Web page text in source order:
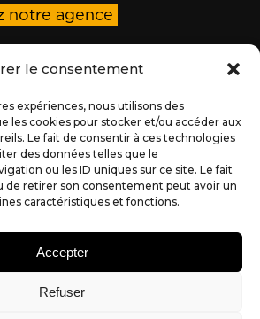
le consentement
expériences, nous utilisons des
les cookies pour stocker et/ou accéder aux
Le fait de consentir à ces technologies
des données telles que le
ou les ID uniques sur ce site. Le fait
de retirer son consentement peut avoir un
caractéristiques et fonctions.
Accepter
Refuser
notre agence
39
web.fr